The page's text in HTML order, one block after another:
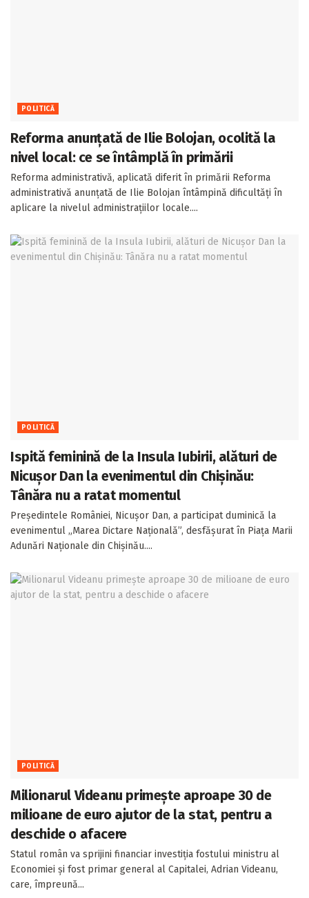
POLITICĂ
Reforma anunțată de Ilie Bolojan, ocolită la
nivel local: ce se întâmplă în primării
Reforma administrativă, aplicată diferit în primării Reforma
administrativă anunțată de Ilie Bolojan întâmpină dificultăți în
aplicare la nivelul administrațiilor locale....
POLITICĂ
Ispită feminină de la Insula Iubirii, alături de
Nicușor Dan la evenimentul din Chișinău:
Tânăra nu a ratat momentul
Președintele României, Nicușor Dan, a participat duminică la
evenimentul „Marea Dictare Națională”, desfășurat în Piața Marii
Adunări Naționale din Chișinău....
POLITICĂ
Milionarul Videanu primește aproape 30 de
milioane de euro ajutor de la stat, pentru a
deschide o afacere
Statul român va sprijini financiar investiția fostului ministru al
Economiei și fost primar general al Capitalei, Adrian Videanu,
care, împreună...